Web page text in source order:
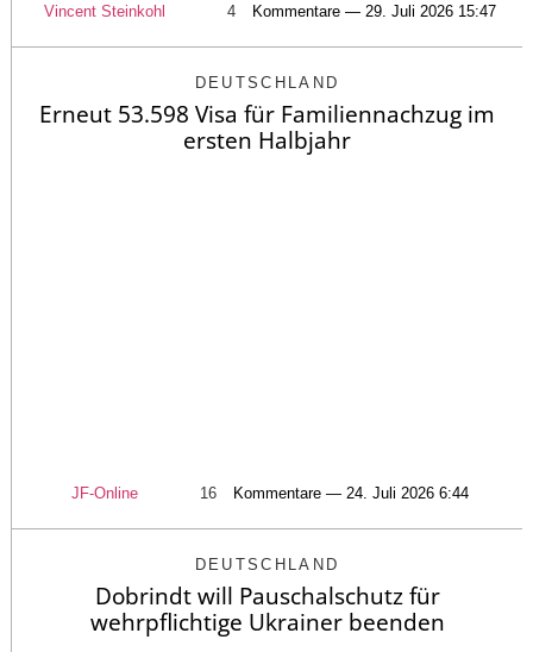
Vincent Steinkohl 4 Kommentare — 29. Juli 2026 15:47
DEUTSCHLAND
Erneut 53.598 Visa für Familiennachzug im
ersten Halbjahr
JF-Online 16 Kommentare — 24. Juli 2026 6:44
DEUTSCHLAND
Dobrindt will Pauschalschutz für
wehrpflichtige Ukrainer beenden